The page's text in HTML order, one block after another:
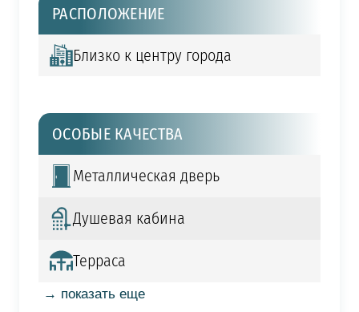
РАСПОЛОЖЕНИЕ
Близко к центру города
ОСОБЫЕ КАЧЕСТВА
Металлическая дверь
Душевая кабина
Терраса
→ показать еще